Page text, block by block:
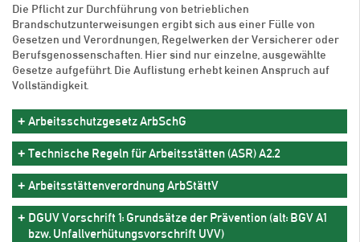
Die Pflicht zur Durchführung von betrieblichen
Brandschutzunterweisungen ergibt sich aus einer Fülle von
Gesetzen und Verordnungen, Regelwerken der Versicherer oder
Berufsgenossenschaften. Hier sind nur einzelne, ausgewählte
Gesetze aufgeführt. Die Auflistung erhebt keinen Anspruch auf
Vollständigkeit.
Arbeitsschutzgesetz ArbSchG
Technische Regeln für Arbeitsstätten (ASR) A2.2
Arbeitsstättenverordnung ArbStättV
DGUV Vorschrift 1: Grundsätze der Prävention (alt: BGV A1
bzw. Unfallverhütungsvorschrift UVV)